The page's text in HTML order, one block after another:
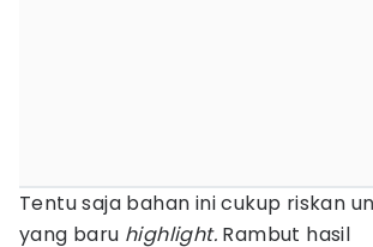
Tentu saja bahan ini cukup riskan
yang baru highlight. Rambut hasil